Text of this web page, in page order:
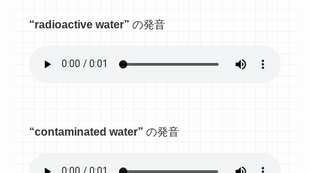
“radioactive water” の発音
“contaminated water” の発音